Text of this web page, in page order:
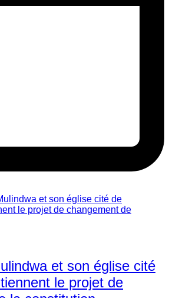
et son église cité
le projet de